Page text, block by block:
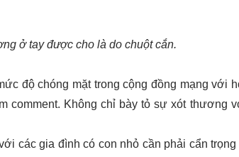
ở tay được cho là do chuột cắn.
độ chóng mặt trong cộng đồng mạng với
comment. Không chỉ bày tỏ sự xót thương
các gia đình có con nhỏ cần phải cẩn trọng